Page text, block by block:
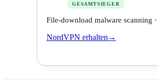
GESAMTSIEGER
File-download malware scanning
NordVPN erhalten →